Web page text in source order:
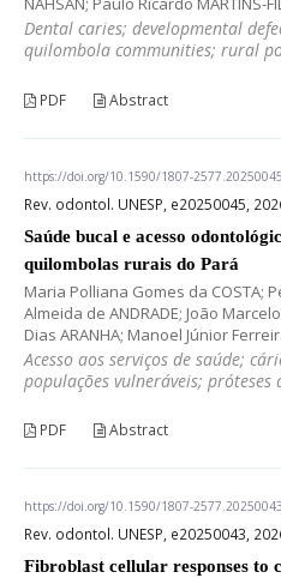
Dental caries; developmental
quilombola communities; rural
PDF Abstract
https://doi.org/10.1590/1807-2577.20250045
Rev. odontol. UNESP, e20250045,
Saúde bucal e acesso
quilombolas rurais do Pará
Maria Polliana Gomes da COSTA;
Almeida de ANDRADE; João
Dias ARANHA; Manoel Júnior
Acesso aos serviços de saúde;
populações vulneráveis;
PDF Abstract
https://doi.org/10.1590/1807-2577.20250043
Rev. odontol. UNESP, e20250043,
Fibroblast cellular responses to